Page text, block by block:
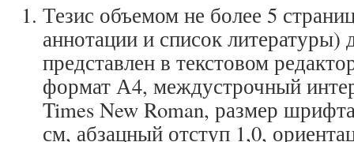
Тезис объемом не более 5
аннотации и список литературы)
представлен в текстовом
формат А4, междустрочный
Times New Roman, размер
см, абзацный отступ 1,0,